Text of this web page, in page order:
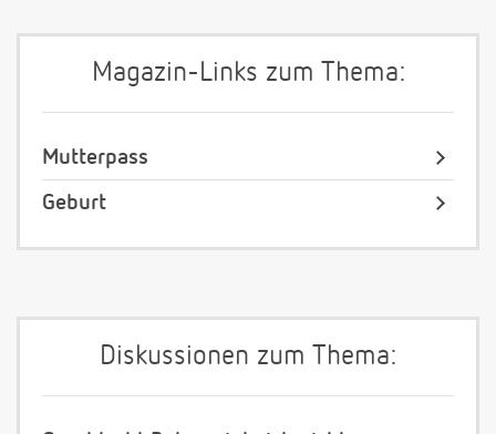
Magazin-Links zum Thema:
Mutterpass
Geburt
Diskussionen zum Thema: